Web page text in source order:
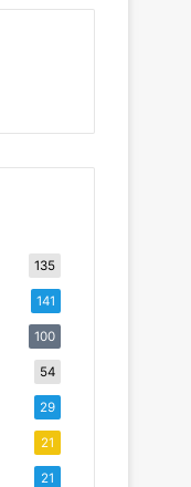
135
141
100
54
29
21
21